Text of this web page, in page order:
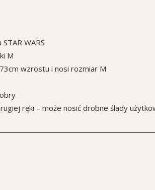
WARS
M
wzrostu i nosi rozmiar M
ręki – może nosić drobne ślady